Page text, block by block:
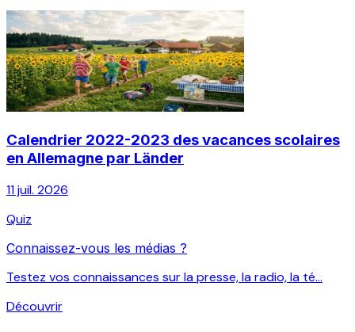
Calendrier 2022-2023 des vacances scolaires
en Allemagne par Länder
11 juil. 2026
Quiz
Connaissez-vous les médias ?
Testez vos connaissances sur la presse, la radio, la té...
Découvrir